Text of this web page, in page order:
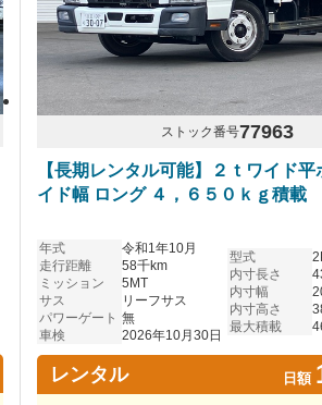
ストック番号77963
【長期レンタル可能】２ｔワイド平
イド幅 ロング ４，６５０ｋｇ積載
年式
令和1年10月
走行距離
58千km
ミッション
5MT
サス
リーフサス
パワーゲート 無
車検
2026年10月30日
型式
内寸長さ
内寸幅
内寸高さ
最大積載
レンタル 日額